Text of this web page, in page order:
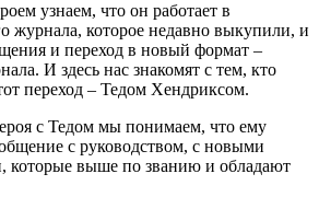
узнаем, что он работает в
журнала, которое недавно выкупили, и
и переход в новый формат –
И здесь нас знакомят с тем, кто
переход – Тедом Хендриксом.
с Тедом мы понимаем, что ему
с руководством, с новыми
которые выше по званию и обладают